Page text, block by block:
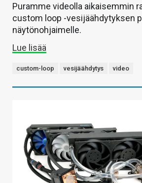
Puramme videolla aikaisemmin
custom loop -vesijäähdytyksen
näytönohjaimelle.
Lue lisää
custom-loop vesijäähdytys video